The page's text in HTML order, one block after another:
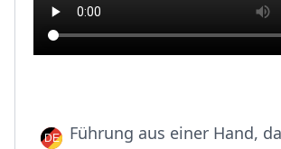
Führung aus einer Hand,